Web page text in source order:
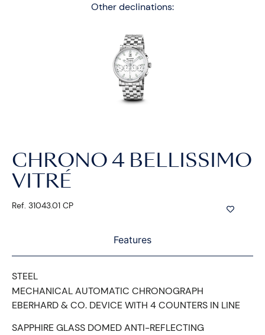
Other declinations:
CHRONO 4 BELLISSIMO
VITRÉ
Ref. 31043.01 CP
Features
STEEL
MECHANICAL AUTOMATIC CHRONOGRAPH
EBERHARD & CO. DEVICE WITH 4 COUNTERS IN LINE
SAPPHIRE GLASS DOMED ANTI-REFLECTING